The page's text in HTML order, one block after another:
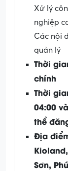
Xử lý
nghiệp
Các nội
quản lý
Thời
chính
Thời
04:00
thể
Địa
Sơn,